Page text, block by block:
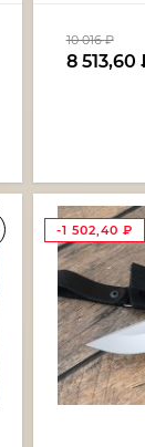
10 016₽
8 513,60
-1 502,40 ₽